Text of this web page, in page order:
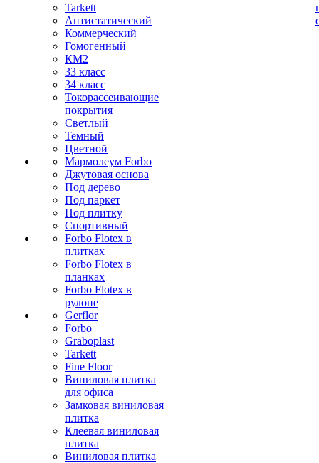
Tarkett
Антистатический
Коммерческий
Гомогенный
КМ2
33 класс
34 класс
Токорассеивающие
покрытия
Светлый
Темный
Цветной
Мармолеум Forbo
Джутовая основа
Под дерево
Под паркет
Под плитку
Спортивный
Forbo Flotex в
плитках
Forbo Flotex в
планках
Forbo Flotex в
рулоне
Gerflor
Forbo
Graboplast
Tarkett
Fine Floor
Виниловая плитка
для офиса
Замковая виниловая
плитка
Клеевая виниловая
плитка
Виниловая плитка